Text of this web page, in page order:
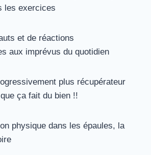
les exercices
et de réactions
aux imprévus du quotidien
plus récupérateur
ça fait du bien !!
physique dans les épaules, la